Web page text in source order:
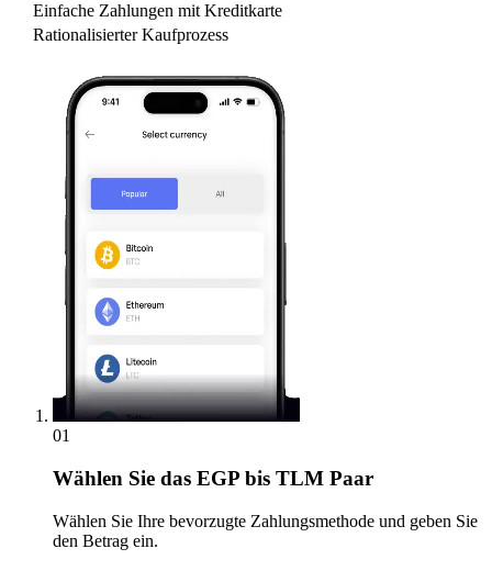
Einfache Zahlungen mit Kreditkarte
Rationalisierter Kaufprozess
01
Wählen Sie das EGP bis TLM Paar
Wählen Sie Ihre bevorzugte Zahlungsmethode und geben Sie
den Betrag ein.